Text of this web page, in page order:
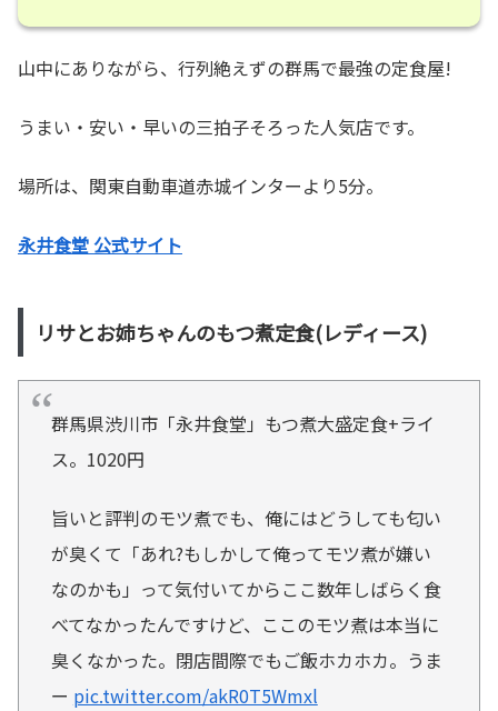
山中にありながら、行列絶えずの群馬で最強の定食屋!
うまい・安い・早いの三拍子そろった人気店です。
場所は、関東自動車道赤城インターより5分。
永井食堂 公式サイト
リサとお姉ちゃんのもつ煮定食(レディース)
群馬県渋川市「永井食堂」もつ煮大盛定食+ライ
ス。1020円
旨いと評判のモツ煮でも、俺にはどうしても匂い
が臭くて「あれ?もしかして俺ってモツ煮が嫌い
なのかも」って気付いてからここ数年しばらく食
べてなかったんですけど、ここのモツ煮は本当に
臭くなかった。閉店間際でもご飯ホカホカ。うま
ー pic.twitter.com/akR0T5Wmxl